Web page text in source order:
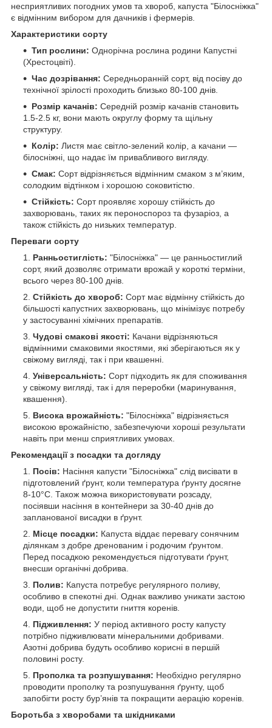
несприятливих погодних умов та хвороб, капуста "Білосніжка"
є відмінним вибором для дачників і фермерів.
Характеристики сорту
Тип рослини: Однорічна рослина родини Капустні
(Хрестоцвіті).
Час дозрівання: Середньоранній сорт, від посіву до
технічної зрілості проходить близько 80-100 днів.
Розмір качанів: Середній розмір качанів становить
1.5-2.5 кг, вони мають округлу форму та щільну
структуру.
Колір: Листя має світло-зелений колір, а качани —
білосніжні, що надає їм привабливого вигляду.
Смак: Сорт відрізняється відмінним смаком з м’яким,
солодким відтінком і хорошою соковитістю.
Стійкість: Сорт проявляє хорошу стійкість до
захворювань, таких як пероноспороз та фузаріоз, а
також стійкість до низьких температур.
Переваги сорту
Ранньостиглість: "Білосніжка" — це ранньостиглий
сорт, який дозволяє отримати врожай у короткі терміни,
всього через 80-100 днів.
Стійкість до хвороб: Сорт має відмінну стійкість до
більшості капустних захворювань, що мінімізує потребу
у застосуванні хімічних препаратів.
Чудові смакові якості: Качани відрізняються
відмінними смаковими якостями, які зберігаються як у
свіжому вигляді, так і при квашенні.
Універсальність: Сорт підходить як для споживання
у свіжому вигляді, так і для переробки (маринування,
квашення).
Висока врожайність: "Білосніжка" відрізняється
високою врожайністю, забезпечуючи хороші результати
навіть при менш сприятливих умовах.
Рекомендації з посадки та догляду
Посів: Насіння капусти "Білосніжка" слід висівати в
підготовлений ґрунт, коли температура ґрунту досягне
8-10°C. Також можна використовувати розсаду,
посіявши насіння в контейнери за 30-40 днів до
запланованої висадки в ґрунт.
Місце посадки: Капуста віддає перевагу сонячним
ділянкам з добре дренованим і родючим ґрунтом.
Перед посадкою рекомендується підготувати ґрунт,
внесши органічні добрива.
Полив: Капуста потребує регулярного поливу,
особливо в спекотні дні. Однак важливо уникати застою
води, щоб не допустити гниття коренів.
Підживлення: У період активного росту капусту
потрібно підживлювати мінеральними добривами.
Азотні добрива будуть особливо корисні в першій
половині росту.
Прополка та розпушування: Необхідно регулярно
проводити прополку та розпушування ґрунту, щоб
запобігти росту бур’янів та покращити аерацію коренів.
Боротьба з хворобами та шкідниками